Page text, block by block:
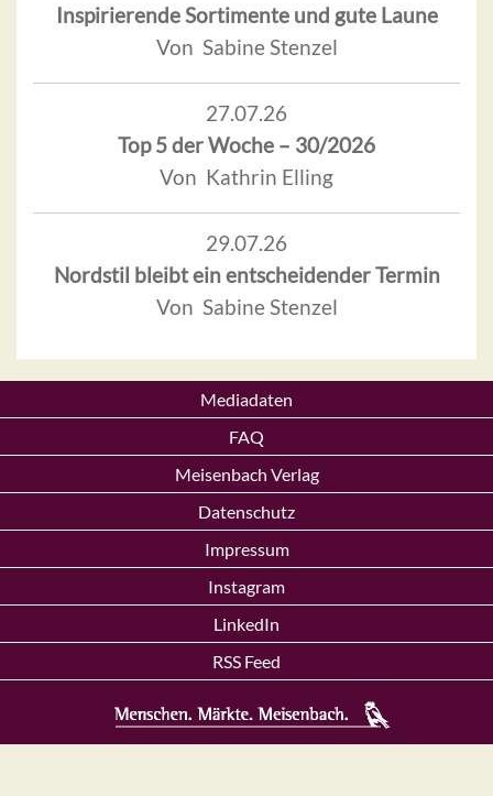
Inspirierende Sortimente und gute Laune
Von Sabine Stenzel
27.07.26
Top 5 der Woche – 30/2026
Von Kathrin Elling
29.07.26
Nordstil bleibt ein entscheidender Termin
Von Sabine Stenzel
Mediadaten
FAQ
Meisenbach Verlag
Datenschutz
Impressum
Instagram
LinkedIn
RSS Feed